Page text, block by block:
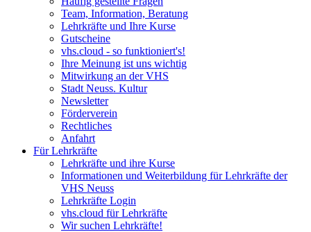
Team, Information, Beratung
Lehrkräfte und Ihre Kurse
Gutscheine
vhs.cloud - so funktioniert's!
Ihre Meinung ist uns wichtig
Mitwirkung an der VHS
Stadt Neuss. Kultur
Newsletter
Förderverein
Rechtliches
Anfahrt
Für Lehrkräfte
Lehrkräfte und ihre Kurse
Informationen und Weiterbildung für Lehrkräfte der
VHS Neuss
Lehrkräfte Login
vhs.cloud für Lehrkräfte
Wir suchen Lehrkräfte!